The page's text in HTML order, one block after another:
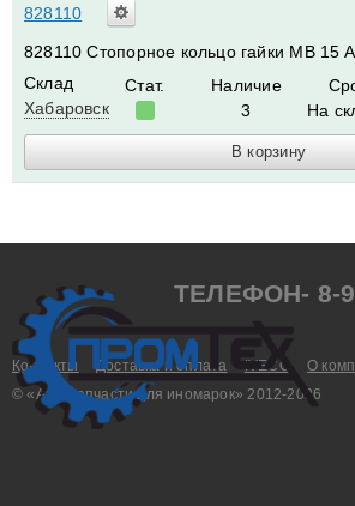
828110
828110 Стопорное кольцо гайки MB 15
Склад
Хабаровск
Стат.
Наличие
3
На
Контакты Доставка и оплата IVECO О
ТЕЛЕФОН- 8-
© «Aвтозапчасти для иномарок» 2012-2026